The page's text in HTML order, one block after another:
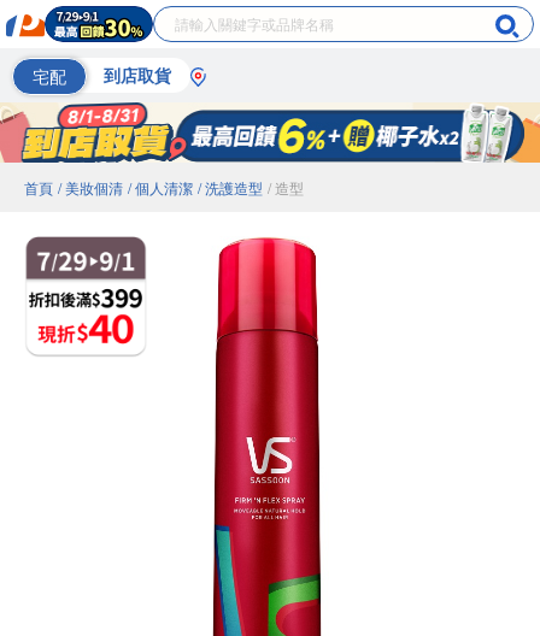
宅配 到店取貨
首頁 / 美妝個清 / 個人清潔 / 洗護造型 / 造型